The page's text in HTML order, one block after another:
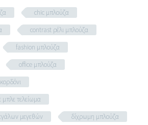
chic μπλούζα
contrast ρέλι μπλούζα
fashion μπλούζα
office μπλούζα
μπλε τελείωμα
μεγεθών
δίχρωμη μπλούζα